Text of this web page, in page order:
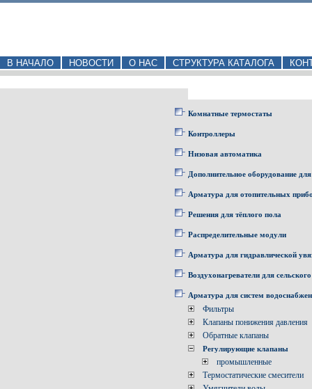
В НАЧАЛО НОВОСТИ О НАС СТРУКТУРА КАТАЛОГА
Комнатные термостаты
Контроллеры
Низовая автоматика
Дополнительное оборудование
Арматура для отопительных
Решения для тёплого пола
Распределительные модули
Арматура для гидравлической
Воздухонагреватели для
Арматура для систем
Фильтры
Клапаны понижения давления
Обратные клапаны
Регулирующие клапаны
промышленные
Термостатические смесители